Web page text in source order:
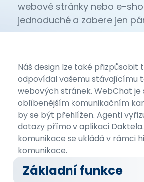
webové stránky nebo e-
jednoduché a zabere jen
Náš design lze také přizpůsobit
odpovídal vašemu stávajícímu
webových stránek. WebChat je
oblíbenějším komunikačním
by se být přehlížen. Agenti
dotazy přímo v aplikaci
komunikace se ukládá v rámci
komunikace.
Základní funkce